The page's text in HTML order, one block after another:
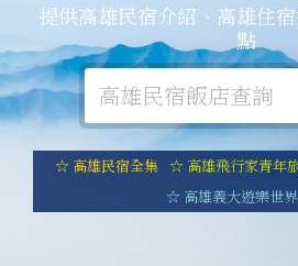
提供高雄民宿介紹、高雄住
點
☆ 高雄民宿全集
☆ 高雄飛行家青年
☆ 高雄義大遊樂世